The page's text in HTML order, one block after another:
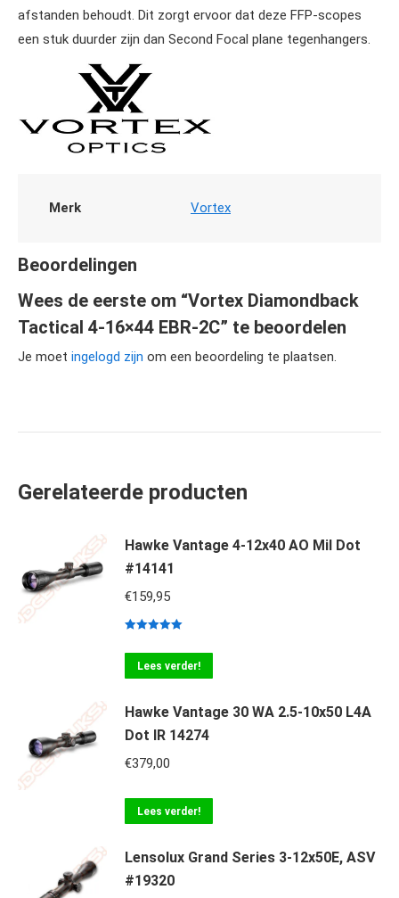
afstanden behoudt. Dit zorgt ervoor dat deze FFP-scopes
een stuk duurder zijn dan Second Focal plane tegenhangers.
Merk Vortex
Beoordelingen
Wees de eerste om “Vortex Diamondback
Tactical 4-16×44 EBR-2C” te beoordelen
Je moet ingelogd zijn om een beoordeling te plaatsen.
Gerelateerde producten
Hawke Vantage 4-12x40 AO Mil Dot
#14141
€159,95
5.00uit 5
Lees verder!
Hawke Vantage 30 WA 2.5-10x50 L4A
Dot IR 14274
€379,00
Lees verder!
Lensolux Grand Series 3-12x50E, ASV
#19320